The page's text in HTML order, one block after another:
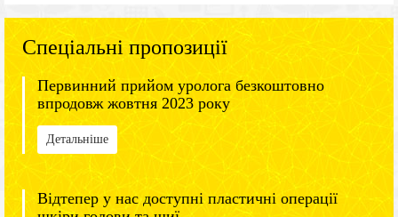
Спеціальні пропозиції
Первинний прийом уролога безкоштовно
впродовж жовтня 2023 року
Детальніше
Відтепер у нас доступні пластичні операції